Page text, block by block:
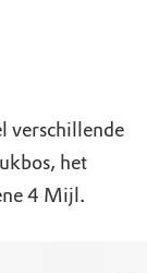
verschillende
het
4 Mijl.